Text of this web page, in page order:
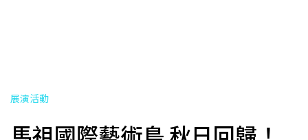
展演活動